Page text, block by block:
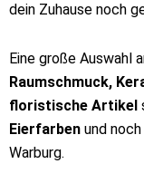
dein Zuhause noch
Eine große Auswahl
Raumschmuck,
floristische Artikel
Eierfarben und
Warburg.